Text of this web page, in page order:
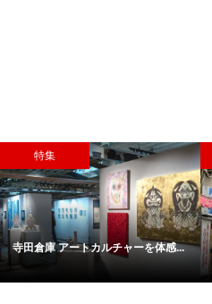
特集
寺田倉庫 アートカルチャーを体感...